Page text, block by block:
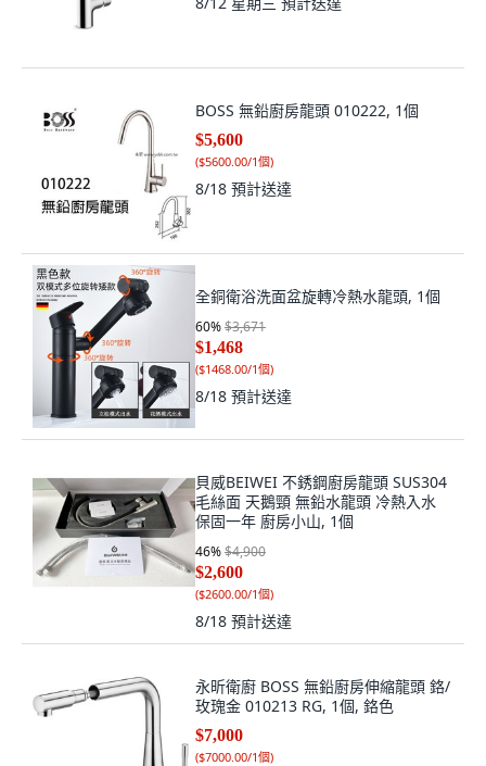
BOSS 無鉛廚房龍頭 010222, 1個
$5,600
($5600.00/1個)
8/18 預計送達
全銅衛浴洗面盆旋轉冷熱水龍頭, 1個
60%$3,671
$1,468
($1468.00/1個)
8/18 預計送達
貝威BEIWEI 不銹鋼廚房龍頭 SUS304
毛絲面 天鵝頸 無鉛水龍頭 冷熱入水
保固一年 廚房小山, 1個
46%$4,900
$2,600
($2600.00/1個)
8/18 預計送達
永昕衛廚 BOSS 無鉛廚房伸縮龍頭 鉻/
玫瑰金 010213 RG, 1個, 鉻色
$7,000
($7000.00/1個)